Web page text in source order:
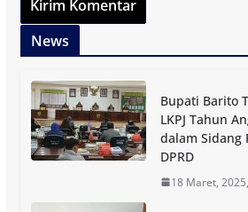
News
Bupati Barito
LKPJ Tahun
dalam Sidang
DPRD
18 Maret,